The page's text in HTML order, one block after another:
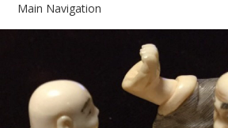
Main Navigation